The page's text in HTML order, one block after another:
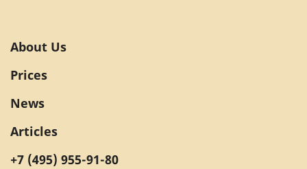
+7 (495) 955-91-80
About Us
Prices
News
Articles